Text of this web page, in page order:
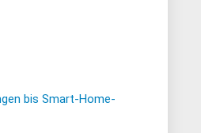
bis Smart-Home-